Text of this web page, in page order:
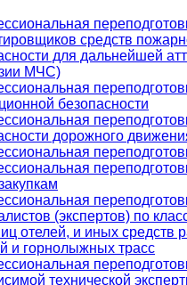
средств
для дальнейшей
МЧС)
безопасности
дорожного
(экспертов) по
отелей, и иных средств
и горнолыжных трасс
технической